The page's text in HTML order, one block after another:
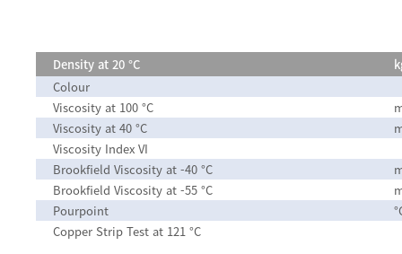
Density at 20 °C
Colour
Viscosity at 100 °C
Viscosity at 40 °C
Viscosity Index VI
Brookfield Viscosity at -40 °C
Brookfield Viscosity at -55 °C
Pourpoint
Copper Strip Test at 121 °C